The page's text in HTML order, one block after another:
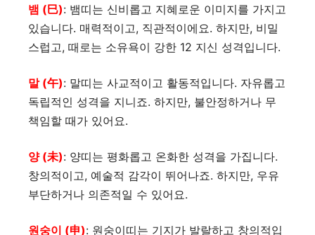
뱀 (巳): 뱀띠는 신비롭고 지혜로운 이미지를 가지고
있습니다. 매력적이고, 직관적이에요. 하지만, 비밀
스럽고, 때로는 소유욕이 강한 12 지신 성격입니다.
말 (午): 말띠는 사교적이고 활동적입니다. 자유롭고
독립적인 성격을 지니죠. 하지만, 불안정하거나 무
책임할 때가 있어요.
양 (未): 양띠는 평화롭고 온화한 성격을 가집니다.
창의적이고, 예술적 감각이 뛰어나죠. 하지만, 우유
부단하거나 의존적일 수 있어요.
원숭이 (申): 원숭이띠는 기지가 발랄하고 창의적입